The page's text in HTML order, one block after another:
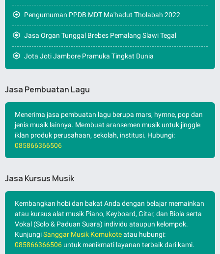
Pengumuman PPDB MDT Ma'hadut Tholabah 2022
Jasa Organ Tunggal Brebes Pemalang Slawi Tegal
Jota Joti Jambore Pramuka Tingkat Dunia
Jasa Pembuatan Lagu
Menerima jasa pembuatan lagu berupa mars, hymne, pop dan
jenis musik lainnya. Membuat aransemen musik untuk jinggle
iklan produk perusahaan, sekolah, institusi. Hubungi:
085866366506
Jasa Kursus Musik
Kembangkan hobi dan bakat Anda dengan belajar memainkan
atau kursus alat musik Piano, Keyboard, Gitar, dan Biola serta
Vokal (Solo & Paduan Suara) individu ataupun kelompok.
KunjungiSanggar Musik Komukoteatau hubungi:
085866366506 untuk menikmati layanan terbaik dari kami.